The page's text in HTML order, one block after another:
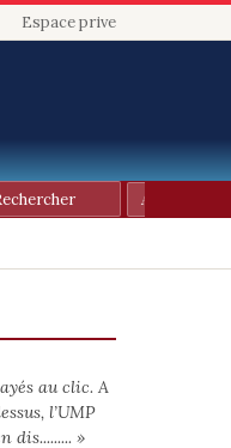
Espace prive
au clic. A
l’UMP
dis......... »